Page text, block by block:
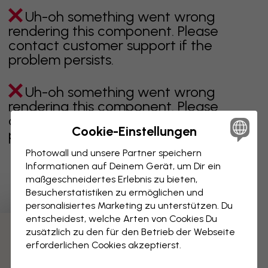
Uh-oh something went wrong
rendering this component. Please
contact customer support if the
problem persists.
Uh-oh something went wrong
rendering this component. Please
contact customer support if the
problem persists.
Zeigt Seite 1 von 1 Seiten
Weitere Kategorien entdecken
Cookie-Einstellungen
Photowall und unsere Partner speichern
Informationen auf Deinem Gerät, um Dir ein
maßgeschneidertes Erlebnis zu bieten,
Besucherstatistiken zu ermöglichen und
personalisiertes Marketing zu unterstützen. Du
entscheidest, welche Arten von Cookies Du
zusätzlich zu den für den Betrieb der Webseite
erforderlichen Cookies akzeptierst.